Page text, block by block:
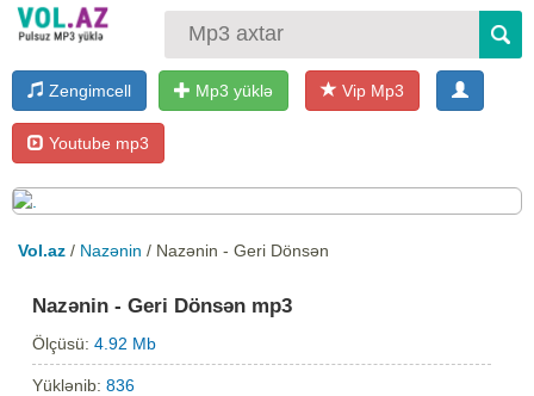
Zengimcell Mp3 yüklə Vip Mp3
Youtube mp3
Vol.az / Nazənin / Nazənin - Geri Dönsən
Nazənin - Geri Dönsən mp3
Ölçüsü:4.92 Mb
Yüklənib:836